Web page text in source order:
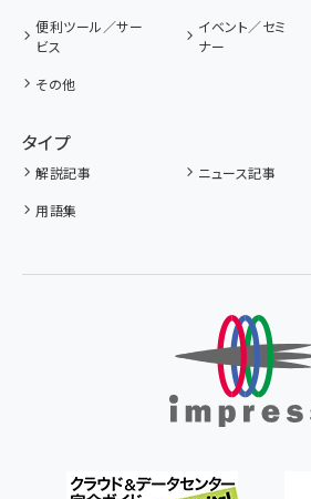
便利ツール／サー
ビス
イベント／セミ
ナー
その他
タイプ
解説記事 ニュース記事
用語集